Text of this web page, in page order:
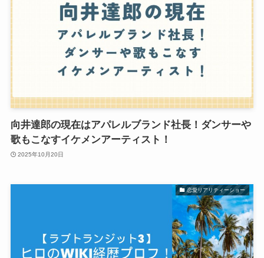
向井達郎の現在はアパレルブランド社長！ダンサーや
歌もこなすイケメンアーティスト！
2025年10月20日
恋愛リアリティーショー